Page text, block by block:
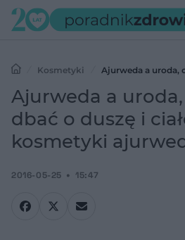
Kosmetyki
Ajurweda a uroda,
Naturalne kosmetyki ajurwedyjskie
Ajurweda a
dbać o duszę i
kosmetyki
2016-05-25 15:47